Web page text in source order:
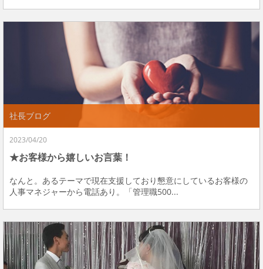
社長ブログ
2023/04/20
★お客様から嬉しいお言葉！
なんと。あるテーマで現在支援しており懇意にしているお客様の
人事マネジャーから電話あり。「管理職500...